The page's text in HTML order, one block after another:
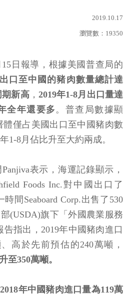
2019.10.17
瀏覽數： 19350
日報導，根據美國普查局的
口至中國的豬肉數量總計達
期新高， 2019年1-8月出口量達
全年還要多 。普查局數據顯
體僅占美國出口至中國豬肉數
1-8月佔比升至大約兩成。
表示，海運記錄顯示，
Foods Inc.對中國出口了
間Seaboard Corp.出售了530
(USDA)旗下「外國農業服務
告指出，2019年中國豬肉進口
高於先前預估的240萬噸，
至350萬噸。
2018年中國豬肉進口量為119萬